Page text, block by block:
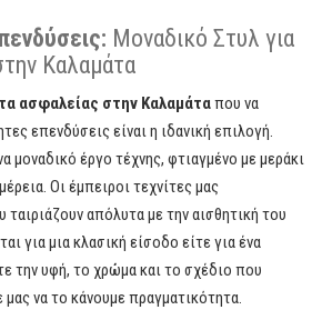
Μοναδικό Στυλ για
Καλαμάτα
ασφαλείας στην Καλαμάταπου να
επενδύσεις είναι η ιδανική επιλογή.
μοναδικό έργο τέχνης, φτιαγμένο με μεράκι
Οι έμπειροι τεχνίτες μας
απόλυτα με την αισθητική του
για μια κλασική είσοδο είτε για ένα
την υφή, το χρώμα και το σχέδιο που
να το κάνουμε πραγματικότητα.